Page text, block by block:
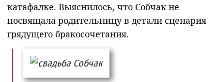
катафалке. Выяснилось, что Собчак не
посвящала родительницу в детали сценария
грядущего бракосочетания.